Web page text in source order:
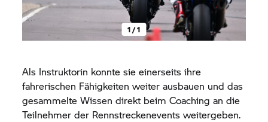
1 / 1
Als Instruktorin konnte sie einerseits ihre
fahrerischen Fähigkeiten weiter ausbauen und das
gesammelte Wissen direkt beim Coaching an die
Teilnehmer der Rennstreckenevents weitergeben.